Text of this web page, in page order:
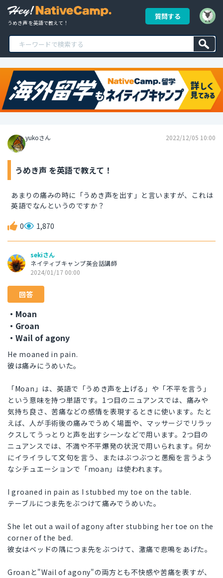
うめき声 を英語で教えて！
質問する
yukoさん 2022/12/05 10:00
うめき声 を英語で教えて！
あまりの痛みの時に「うめき声を出す」と言いますが、これは
英語でなんというのですか？
0 1,870
sekiさん
ネイティブキャンプ英会話講師
2024/01/17 00:00
回答
・Moan
・Groan
・Wail of agony
He moaned in pain.
彼は痛みにうめいた。
「Moan」は、英語で「うめき声を上げる」や「不平を言う」
という意味を持つ単語です。1つ目のニュアンスでは、痛みや
気持ち良さ、苦痛などの感情を表現するときに使います。たと
えば、人が手術後の痛みでうめく場面や、マッサージでリラッ
クスしてうっとりと声を出すシーンなどで用います。2つ目の
ニュアンスでは、不満や不平爆発の状況で用いられます。何か
にイライラして文句を言う、またはぶつぶつと愚痴を言うよう
なシチュエーションで「moan」は使われます。
I groaned in pain as I stubbed my toe on the table.
テーブルにつま先をぶつけて痛みでうめいた。
She let out a wail of agony after stubbing her toe on the
corner of the bed.
彼女はベッドの隅につま先をぶつけて、激痛で悲鳴をあげた。
Groanと"Wail of agony"の両方とも不快感や苦痛を表すが、